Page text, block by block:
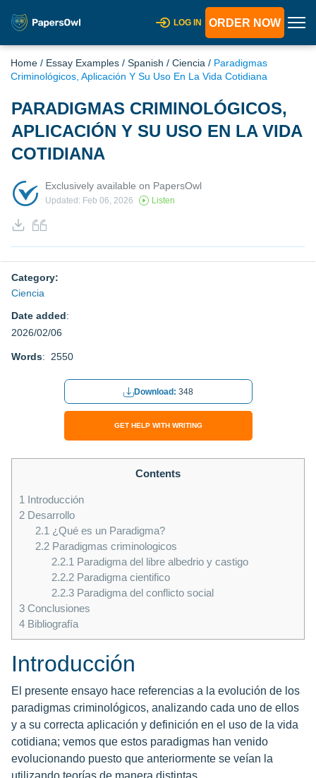
LOG IN ORDER NOW
Home / Essay Examples / Spanish / Ciencia / Paradigmas
Criminológicos, Aplicación Y Su Uso En La Vida Cotidiana
PARADIGMAS CRIMINOLÓGICOS,
APLICACIÓN Y SU USO EN LA VIDA
COTIDIANA
Exclusively available on PapersOwl
Updated: Feb 06, 2026 Listen
Category:
Ciencia
Date added:
2026/02/06
Words: 2550
Download: 348
GET HELP WITH WRITING
Contents
1 Introducción
2 Desarrollo
2.1 ¿Qué es un Paradigma?
2.2Paradigmas criminologicos
2.2.1 Paradigma del libre albedrio y castigo
2.2.2Paradigma cientifico
2.2.3Paradigma del conflicto social
3 Conclusiones
4 Bibliografía
Introducción
El presente ensayo hace referencias a la evolución de los
paradigmas criminológicos, analizando cada uno de ellos
y a su correcta aplicación y definición en el uso de la vida
cotidiana; vemos que estos paradigmas han venido
evolucionando puesto que anteriormente se veían la